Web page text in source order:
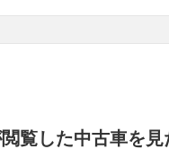
覧した中古車を